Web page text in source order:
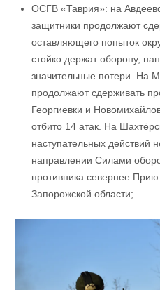
ОСГВ «Таврия»: на
защитники продолжают
оставляющего попыток
стойко держат оборону,
значительные потери. На
продолжают сдерживать
Георгиевки и
отбито 14 атак. На
наступательных действий
направлении Силами
противника севернее
Запорожской области;